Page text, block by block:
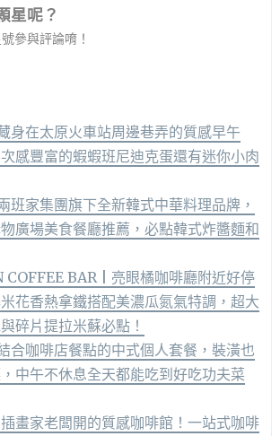
星呢？
參與評論唷！
身在太原火車站周邊巷弄的質感早午
感豐富的蝦蝦班尼迪克蛋還有迷你小肉
班家集團旗下全新韓式中華料理品牌，
廣場美食餐廳推薦，必點韓式炸醬麵和
COFFEE BAR | 亮眼橘咖啡廳附近好停
花香熱拿鐵搭配美濃瓜氮氣特調，超大
碎片提拉米蘇必點！
合咖啡店餐點的中式個人套餐，裝潢也
中午不休息全天都能吃到好吃功夫菜
畫家老闆開的質感咖啡館！一站式咖啡